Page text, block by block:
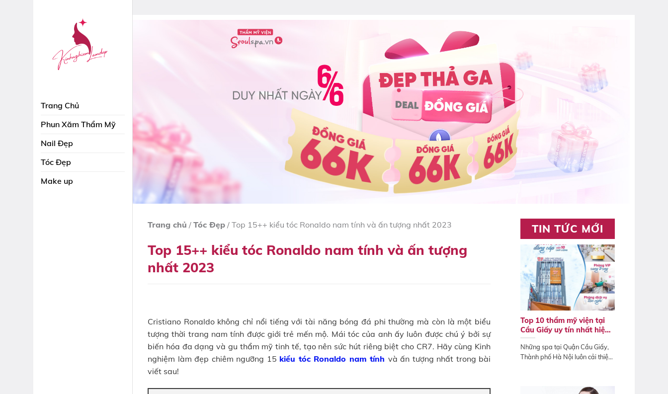
Trang Chủ
Phun Xăm Thẩm Mỹ
Nail Đẹp
Tóc Đẹp
Make up
Trang chủ / Tóc Đẹp / Top 15++ kiểu tóc Ronaldo nam tính và ấn tượng nhất 2023
Top 15++ kiểu tóc Ronaldo nam tính và ấn tượng
nhất 2023
Cristiano Ronaldo không chỉ nổi tiếng với tài năng bóng đá phi thường mà còn là một biểu
tượng thời trang nam tính được giới trẻ mến mộ. Mái tóc của anh ấy luôn được chú ý bởi sự
biến hóa đa dạng và gu thẩm mỹ tinh tế, tạo nên sức hút riêng biệt cho CR7. Hãy cùng Kinh
nghiệm làm đẹp chiêm ngưỡng 15 kiểu tóc Ronaldo nam tính và ấn tượng nhất trong bài
viết sau!
TIN TỨC MỚI
Top 10 thẩm mỹ viện tại
Cầu Giấy uy tín nhất hiện
nay
Những spa tại Quận Cầu Giấy,
Thành phố Hà Nội luôn cải thiện